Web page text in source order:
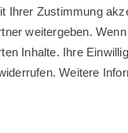
den Golf House
Ihrer Zustimmung
weitergeben.
Inhalte. Ihre
Weitere